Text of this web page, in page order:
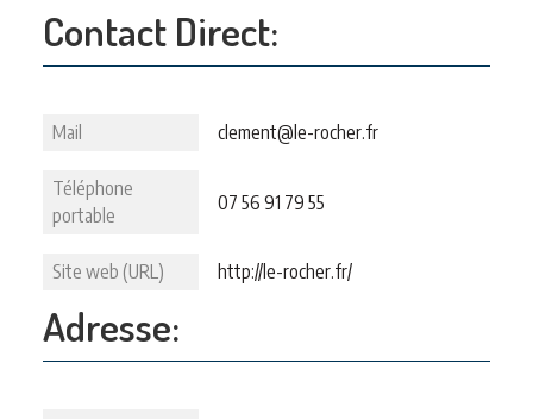
Contact Direct:
Mail clement@le-rocher.fr
Téléphone
portable
07 56 91 79 55
Site web (URL) http://le-rocher.fr/
Adresse: